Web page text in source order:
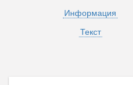
Информация
Текст